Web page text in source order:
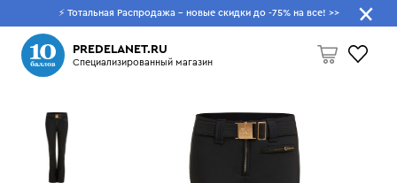
⚡ Тотальная Распродажа - новые скидки до -75% на все! >>
PREDELANET.RU
Специализированный магазин
Пусто
Что будем искать?